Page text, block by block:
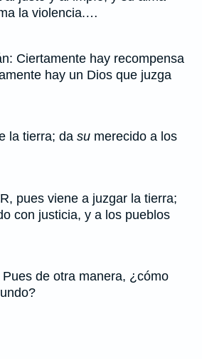
la violencia.…
Ciertamente hay recompensa
hay un Dios que juzga
la tierra; da su merecido a los
pues viene a juzgar la tierra;
con justicia, y a los pueblos
Pues de otra manera, ¿cómo